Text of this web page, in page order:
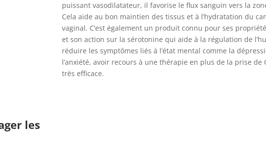
puissant vasodilatateur, il favorise le flux sanguin vers la
Cela aide au bon maintien des tissus et à l’hydratation du
vaginal. C’est également un produit connu pour ses
et son action sur la sérotonine qui aide à la régulation de
réduire les symptômes liés à l’état mental comme la
l’anxiété, avoir recours à une thérapie en plus de la prise de
très efficace.
les